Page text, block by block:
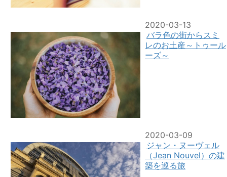
2020-03-13
バラ色の街からスミ
レのお土産～トゥール
ーズ～
2020-03-09
ジャン・ヌーヴェル
（Jean Nouvel）の建
築を巡る旅